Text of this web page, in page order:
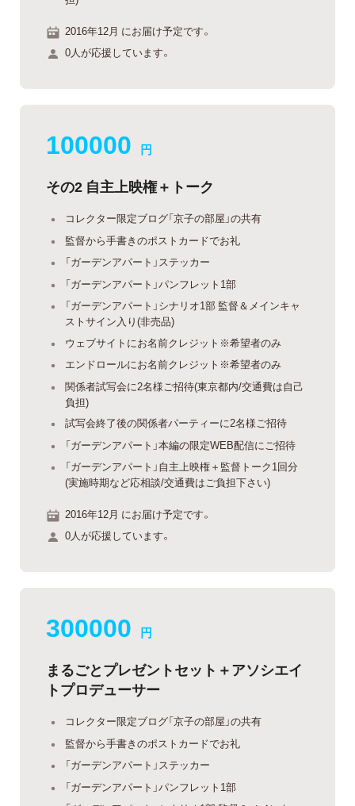
2016年12月 にお届け予定です。
0人が応援しています。
100000 円
その2 自主上映権＋トーク
コレクター限定ブログ「京子の部屋」の共有
監督から手書きのポストカードでお礼
「ガーデンアパート」ステッカー
「ガーデンアパート」パンフレット1部
「ガーデンアパート」シナリオ1部 監督＆メインキャ
ストサイン入り(非売品)
ウェブサイトにお名前クレジット※希望者のみ
エンドロールにお名前クレジット※希望者のみ
関係者試写会に2名様ご招待(東京都内/交通費は自己
負担)
試写会終了後の関係者パーティーに2名様ご招待
「ガーデンアパート」本編の限定WEB配信にご招待
「ガーデンアパート」自主上映権＋監督トーク1回分
(実施時期など応相談/交通費はご負担下さい)
2016年12月 にお届け予定です。
0人が応援しています。
300000 円
まるごとプレゼントセット＋アソシエイ
トプロデューサー
コレクター限定ブログ「京子の部屋」の共有
監督から手書きのポストカードでお礼
「ガーデンアパート」ステッカー
「ガーデンアパート」パンフレット1部